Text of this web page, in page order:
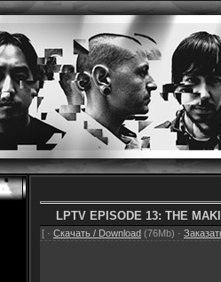
LPTV EPISODE 13: THE
[ · Скачать / Download (76Mb) ·